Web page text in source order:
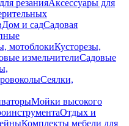
резанияАксессуары для
Дом и садСадовая
мотоблокиКусторезы,
измельчителиСадовые
Сеялки,
Мойки высокого
Отдых и
Комплекты мебели для